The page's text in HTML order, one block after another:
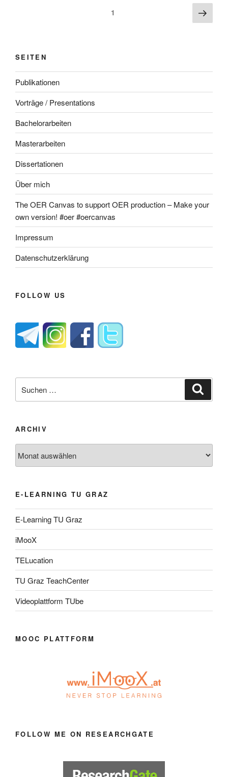
1
Seite
SEITEN
Publikationen
Vorträge / Presentations
Bachelorarbeiten
Masterarbeiten
Dissertationen
Über mich
The OER Canvas to support OER production – Make your
own version! #oer #oercanvas
Impressum
Datenschutzerklärung
FOLLOW US
nach:
ARCHIV
E-LEARNING TU GRAZ
E-Learning TU Graz
iMooX
TELucation
TU Graz TeachCenter
Videoplattform TUbe
MOOC PLATTFORM
FOLLOW ME ON RESEARCHGATE